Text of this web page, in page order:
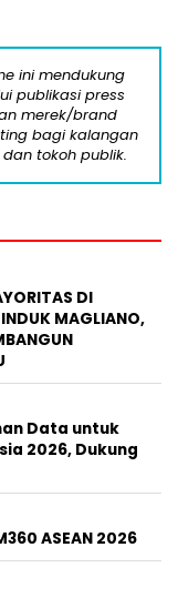
ini mendukung
publikasi press
merek/brand
bagi kalangan
tokoh publik.
DI
MAGLIANO,
Data untuk
2026, Dukung
ASEAN 2026